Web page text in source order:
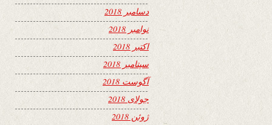
دسامبر 2018
نوامبر 2018
اکتبر 2018
سپتامبر 2018
آگوست 2018
جولای 2018
ژوئن 2018